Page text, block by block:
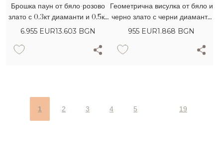
Брошка паун от бяло-розово
злато с 0.3кт диаманти и 0.5кт
многоцветни сапфири
6.955 EUR13.603 BGN
Геометрична висулка от бяло и
черно злато с черни диаманти
0.31кт и прозрачни диаманти
955 EUR1.868 BGN
1 2 3 4 5 19